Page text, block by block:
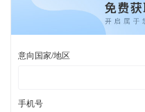
新加坡
马来